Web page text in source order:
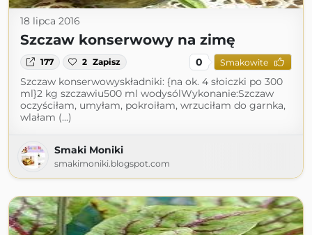
18 lipca 2016
Szczaw konserwowy na zimę
177 2 Zapisz 0 Smakowite
Szczaw konserwowyskładniki: {na ok. 4 słoiczki po 300
ml}2 kg szczawiu500 ml wodysólWykonanie:Szczaw
oczyściłam, umyłam, pokroiłam, wrzuciłam do garnka,
wlałam (...)
Smaki Moniki
smakimoniki.blogspot.com